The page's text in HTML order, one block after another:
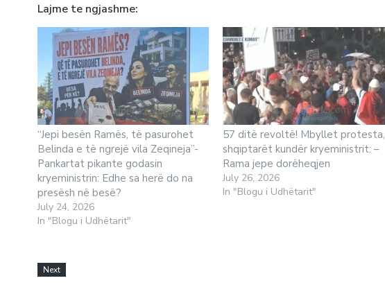
Lajme te ngjashme
“Jepi besën Ramës, të pasurohet
Belinda e të ngrejë vila Zeqineja”-
Pankartat pikante godasin
kryeministrin: Edhe sa herë do na
presësh në besë?
July 24, 2026
In "Blogu i Udhëtarit"
57 ditë revoltë! Mbyllet protesta,
shqiptarët kundër kryeministrit: –
Rama jepe dorëheqjen
July 26, 2026
In "Blogu i Udhëtarit"
Next